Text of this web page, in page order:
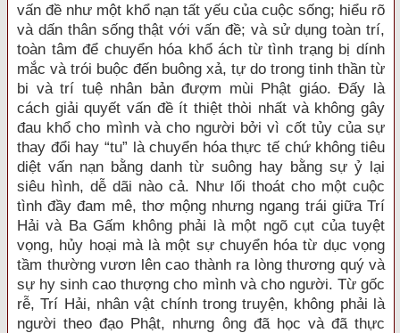
vấn đề như một khổ nạn tất yếu của cuộc sống; hiểu rõ
và dấn thân sống thật với vấn đề; và sử dụng toàn trí,
toàn tâm để chuyển hóa khổ ách từ tình trạng bị dính
mắc và trói buộc đến buông xả, tự do trong tinh thần từ
bi và trí tuệ nhân bản đượm mùi Phật giáo. Đấy là
cách giải quyết vấn đề ít thiệt thòi nhất và không gây
đau khổ cho mình và cho người bởi vì cốt tủy của sự
thay đổi hay “tu” là chuyển hóa thực tế chứ không tiêu
diệt vấn nạn bằng danh từ suông hay bằng sự ỷ lại
siêu hình, dễ dãi nào cả. Như lối thoát cho một cuộc
tình đầy đam mê, thơ mộng nhưng ngang trái giữa Trí
Hải và Ba Gấm không phải là một ngõ cụt của tuyệt
vọng, hủy hoại mà là một sự chuyển hóa từ dục vọng
tầm thường vươn lên cao thành ra lòng thương quý và
sự hy sinh cao thượng cho mình và cho người. Từ gốc
rễ, Trí Hải, nhân vật chính trong truyện, không phải là
người theo đạo Phật, nhưng ông đã học và đã thực